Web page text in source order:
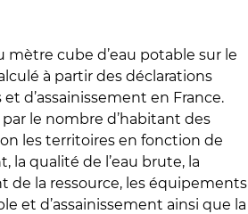
cube d’eau potable sur le
à partir des déclarations
d’assainissement en France.
le nombre d’habitant des
les territoires en fonction de
la qualité de l’eau brute, la
de la ressource, les équipements
et d’assainissement ainsi que la